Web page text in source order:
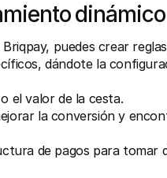
dinámico
puedes crear
dándote la
el valor de la cesta.
la conversión y
de pagos para tomar